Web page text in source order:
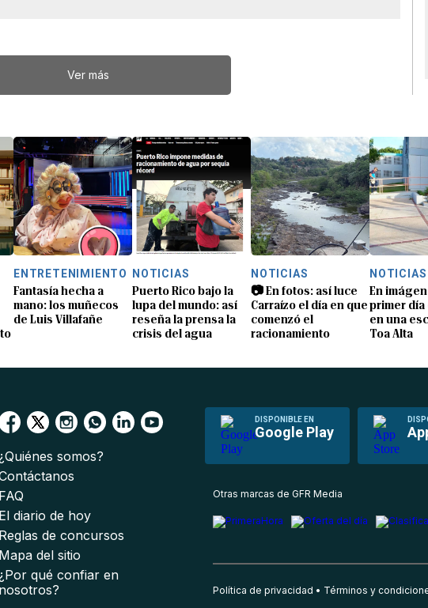
Ver más
ENTRETENIMIENTO
Fantasía hecha a
mano: los muñecos
de Luis Villafañe
NOTICIAS
Puerto Rico bajo la
lupa del mundo: así
reseña la prensa la
crisis del agua
NOTICIAS
📷 En fotos: así luce
Carraízo el día en que
comenzó el
racionamiento
NOTICIAS
En
primer día
en una
Toa Alta
DISPONIBLE EN
Google Play
somos?
FAQ
El diario de hoy
Reglas de concursos
Mapa del sitio
qué confiar en
nosotros?
Otras marcas de GFR Media
Política de privacidad Términos y